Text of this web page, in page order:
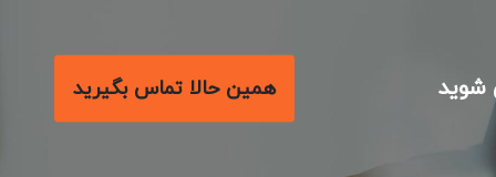
همین حالا تماس بگیرید